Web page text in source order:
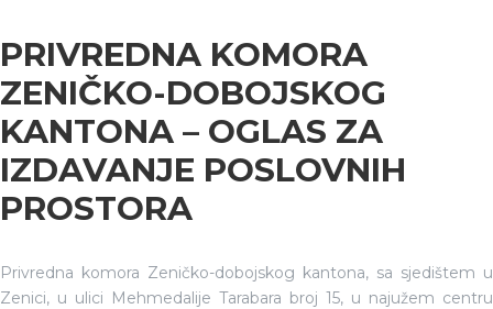
PRIVREDNA KOMORA
ZENIČKO-DOBOJSKOG
KANTONA – OGLAS ZA
IZDAVANJE POSLOVNIH
PROSTORA
Privredna komora Zeničko-dobojskog kantona, sa sjedištem u
Zenici, u ulici Mehmedalije Tarabara broj 15, u najužem centru